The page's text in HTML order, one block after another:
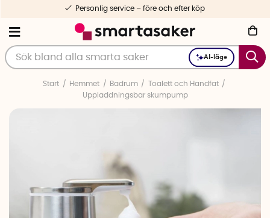
AI-läge
Personlig service – före och efter köp
Start Hemmet Badrum
Toalett och Handfat
Uppladdningsbar skumpump